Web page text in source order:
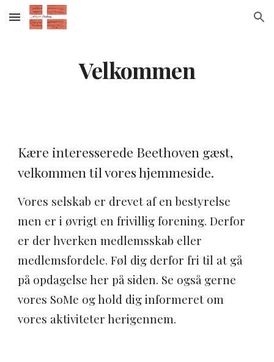
Skip to main content Skip to navigation
Velkommen
Kære interesserede Beethoven gæst,
velkommen til vores hjemmeside.
Vores selskab er drevet af en bestyrelse
men er i øvrigt en frivillig forening. Derfor
er der hverken medlemsskab eller
medlemsfordele. Føl dig derfor fri til at gå
på opdagelse her på siden. Se også gerne
vores SoMe og hold dig informeret om
vores aktiviteter herigennem.